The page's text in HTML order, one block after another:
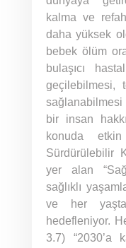
kalma ve
daha yüksek
bebek ölüm
bulaşıcı
geçilebilmesi,
sağlanabilmesi
bir insan
konuda etkin
Sürdürülebilir
yer alan
sağlıklı
ve her yaşta
hedefleniyor.
3.7) “2030’a